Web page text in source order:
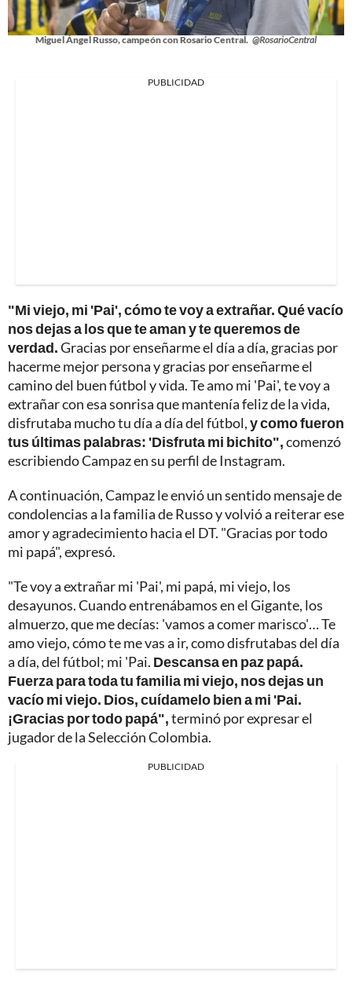
Miguel Ángel Russo, campeón con Rosario Central. @RosarioCentral
PUBLICIDAD
"Mi viejo, mi 'Pai', cómo te voy a extrañar. Qué vacío
nos dejas a los que te aman y te queremos de
verdad.Gracias por enseñarme el día a día, gracias por
hacerme mejor persona y gracias por enseñarme el
camino del buen fútbol y vida. Te amo mi 'Pai', te voy a
extrañar con esa sonrisa que mantenía feliz de la vida,
disfrutaba mucho tu día a día del fútbol,y como fueron
tus últimas palabras: 'Disfruta mi bichito",comenzó
escribiendo Campaz en su perfil de Instagram.
A continuación, Campaz le envió un sentido mensaje de
condolencias a la familia de Russo y volvió a reiterar ese
amor y agradecimiento hacia el DT. "Gracias por todo
mi papá", expresó.
"Te voy a extrañar mi 'Pai', mi papá, mi viejo, los
desayunos. Cuando entrenábamos en el Gigante, los
almuerzo, que me decías: 'vamos a comer marisco'… Te
amo viejo, cómo te me vas a ir, como disfrutabas del día
a día, del fútbol; mi 'Pai. Descansa en paz papá.
Fuerza para toda tu familia mi viejo, nos dejas un
vacío mi viejo. Dios, cuídamelo bien a mi 'Pai.
¡Gracias por todo papá",terminó por expresar el
jugador de la Selección Colombia.
PUBLICIDAD